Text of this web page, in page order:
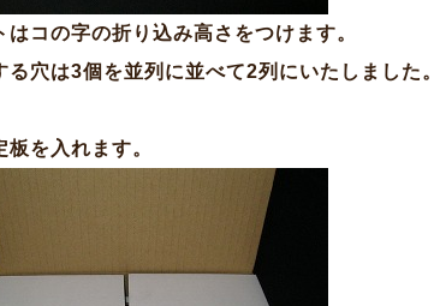
はコの字の折り込み高さをつけます。
る穴は3個を並列に並べて2列にいたしました。
板を入れます。